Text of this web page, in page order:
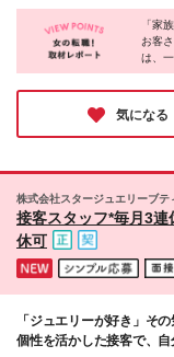
イ
くり
す
び副
り。
【
央区難波
屋店
【
市中村区
橋高
「家
お客
は、
フの
につ
いた
ました
気になる
株式会社スタージュエリーブテ
接客スタッフ*毎月3
休可
「ジュエリーが好き」そ
個性を活かした接客で、